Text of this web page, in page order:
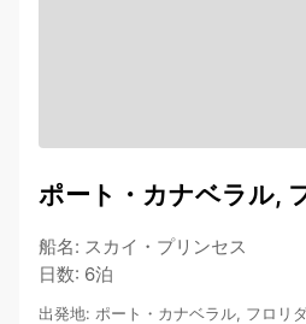
ポート・カナベラル,
船名: スカイ・プリンセス
日数: 6泊
出発地: ポート・カナベラル, フロリ